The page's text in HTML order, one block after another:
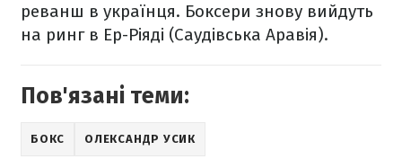
реванш в українця. Боксери знову вийдуть
на ринг в Ер-Ріяді (Саудівська Аравія).
Пов'язані теми:
БОКС ОЛЕКСАНДР УСИК